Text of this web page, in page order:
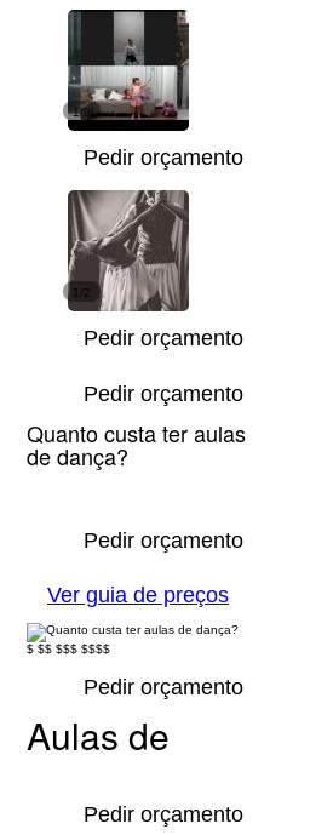
1/9
Pedir orçamento
1/2
Pedir orçamento
Pedir orçamento
Pedir orçamento
Pedir orçamento
Pedir orçamento
Quanto custa ter aulas
de dança?
Ver guia de preços
$ $$ $$$ $$$$
Aulas de